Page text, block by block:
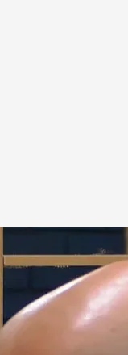
del amor